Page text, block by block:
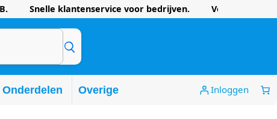
Snelle klantenservice voor bedrijven. Voordelige
Onderdelen Overige Inloggen